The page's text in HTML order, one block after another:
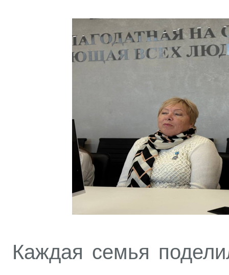
Каждая семья